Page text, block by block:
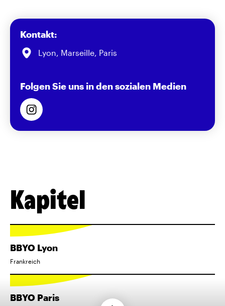
Kontakt:
Lyon, Marseille, Paris
Folgen Sie uns in den sozialen Medien
Kapitel
BBYO Lyon
Frankreich
BBYO Paris